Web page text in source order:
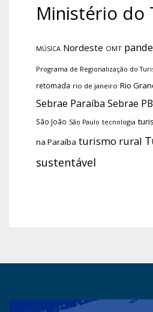
Ministério do
MÚSICA Nordeste OMT
Programa de Regionalização do
retomada rio de janeiro Rio
Sebrae Paraíba Sebrae PB
São João São Paulo tecnologia
na Paraíba turismo rural
sustentável